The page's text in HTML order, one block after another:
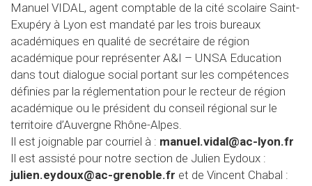
Manuel VIDAL, agent comptable de la cité scolaire Saint-
Exupéry à Lyon est mandaté par les trois bureaux
académiques en qualité de secrétaire de région
académique pour représenter A&I – UNSA Education
dans tout dialogue social portant sur les compétences
définies par la réglementation pour le recteur de région
académique ou le président du conseil régional sur le
territoire d’Auvergne Rhône-Alpes.
Il est joignable par courriel à : manuel.vidal@ac-lyon.fr
Il est assisté pour notre section de Julien Eydoux :
julien.eydoux@ac-grenoble.fr et de Vincent Chabal :